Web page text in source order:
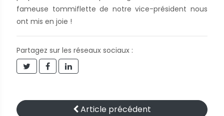
fameuse tommiflette de notre vice-président nous
ont mis en joie !
Partagez sur les réseaux sociaux :
Article précédent